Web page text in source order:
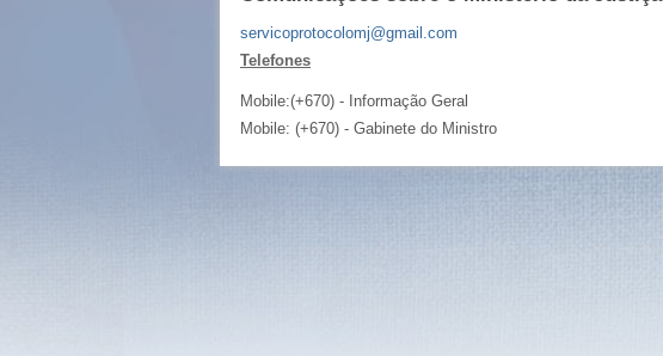
servicoprotocolomj@gmail.com
Telefones
Mobile:(+670) - Informação Geral
Mobile: (+670) - Gabinete do Ministro